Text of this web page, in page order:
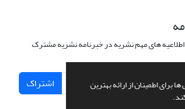
برای اطمینان از ارائه بهترین
اطلاعیه های مهم نشریه در خبرنامه نشریه مشترک
اشتراک